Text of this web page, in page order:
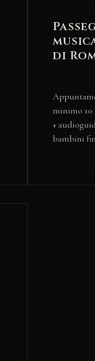
di
minimo 10
+
bambini